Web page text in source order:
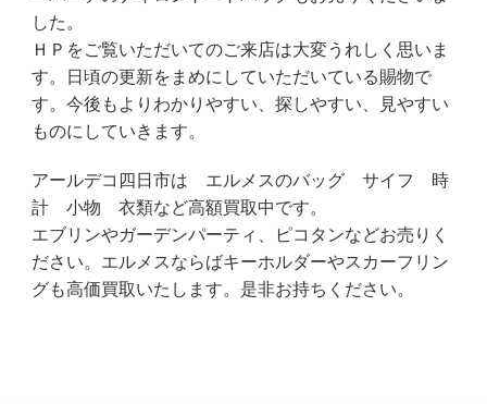
した。
ＨＰをご覧いただいてのご来店は大変うれしく思いま
す。日頃の更新をまめにしていただいている賜物で
す。今後もよりわかりやすい、探しやすい、見やすい
ものにしていきます。
アールデコ四日市は エルメスのバッグ サイフ 時
計 小物 衣類など高額買取中です。
エブリンやガーデンパーティ、ピコタンなどお売りく
ださい。エルメスならばキーホルダーやスカーフリン
グも高価買取いたします。是非お持ちください。